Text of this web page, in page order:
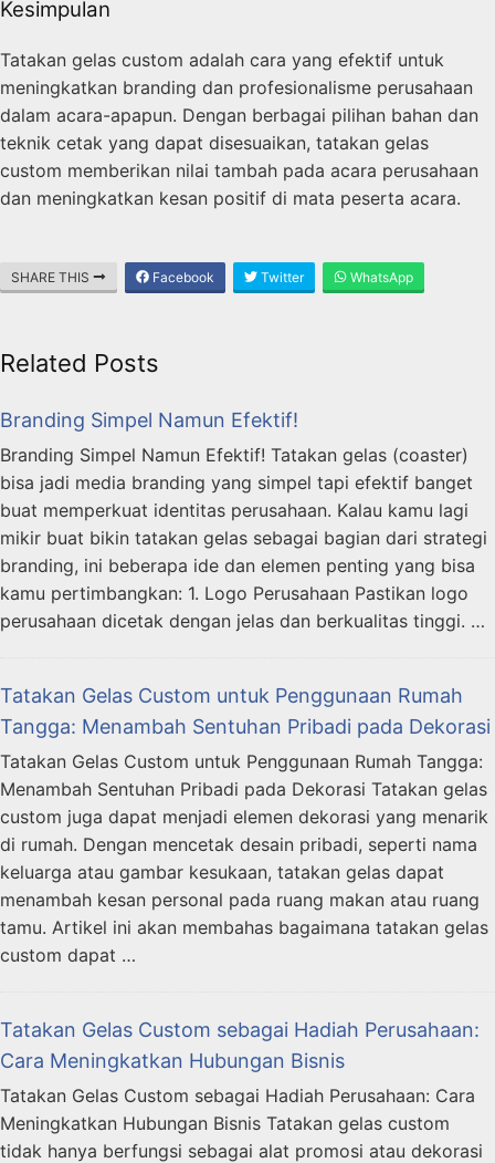
Kesimpulan
Tatakan gelas custom adalah cara yang efektif untuk
meningkatkan branding dan profesionalisme perusahaan
dalam acara-apapun. Dengan berbagai pilihan bahan dan
teknik cetak yang dapat disesuaikan, tatakan gelas
custom memberikan nilai tambah pada acara perusahaan
dan meningkatkan kesan positif di mata peserta acara.
SHARE THIS Facebook Twitter WhatsApp
Related Posts
Branding Simpel Namun Efektif!
Branding Simpel Namun Efektif! Tatakan gelas (coaster)
bisa jadi media branding yang simpel tapi efektif banget
buat memperkuat identitas perusahaan. Kalau kamu lagi
mikir buat bikin tatakan gelas sebagai bagian dari strategi
branding, ini beberapa ide dan elemen penting yang bisa
kamu pertimbangkan: 1. Logo Perusahaan Pastikan logo
perusahaan dicetak dengan jelas dan berkualitas tinggi. …
Tatakan Gelas Custom untuk Penggunaan Rumah
Tangga: Menambah Sentuhan Pribadi pada Dekorasi
Tatakan Gelas Custom untuk Penggunaan Rumah Tangga:
Menambah Sentuhan Pribadi pada Dekorasi Tatakan gelas
custom juga dapat menjadi elemen dekorasi yang menarik
di rumah. Dengan mencetak desain pribadi, seperti nama
keluarga atau gambar kesukaan, tatakan gelas dapat
menambah kesan personal pada ruang makan atau ruang
tamu. Artikel ini akan membahas bagaimana tatakan gelas
custom dapat …
Tatakan Gelas Custom sebagai Hadiah Perusahaan:
Cara Meningkatkan Hubungan Bisnis
Tatakan Gelas Custom sebagai Hadiah Perusahaan: Cara
Meningkatkan Hubungan Bisnis Tatakan gelas custom
tidak hanya berfungsi sebagai alat promosi atau dekorasi